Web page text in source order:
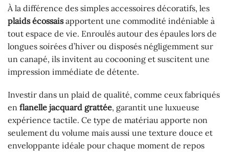
À la différence des simples accessoires décoratifs, les
plaids écossaisapportent une commodité indéniable à
tout espace de vie. Enroulés autour des épaules lors de
longues soirées d’hiver ou disposés négligemment sur
un canapé, ils invitent au cocooning et suscitent une
impression immédiate de détente.
Investir dans un plaid de qualité, comme ceux fabriqués
en flanelle jacquard grattée, garantit une luxueuse
expérience tactile. Ce type de matériau apporte non
seulement du volume mais aussi une texture douce et
enveloppante idéale pour chaque moment de repos